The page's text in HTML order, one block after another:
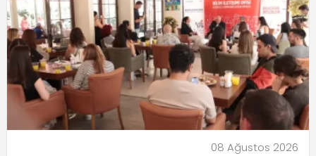
08 Ağustos 2026